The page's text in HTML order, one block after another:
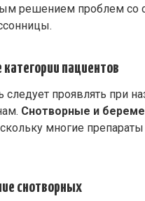
решением проблем со
пациентов
проявлять при
Снотворные и
многие
снотворных